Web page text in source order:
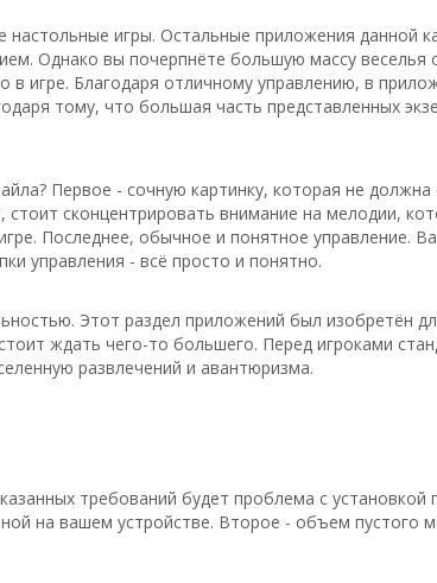
настольные игры. Остальные приложения данной
Однако вы почерпнёте большую массу веселья
в игре. Благодаря отличному управлению, в
тому, что большая часть представленных
Первое - сочную картинку, которая не должна
сконцентрировать внимание на мелодии,
Последнее, обычное и понятное управление.
управления - всё просто и понятно.
Этот раздел приложений был изобретён
ждать чего-то большего. Перед игроками
развлечений и авантюризма.
требований будет проблема с установкой
на вашем устройстве. Второе - объем пустого